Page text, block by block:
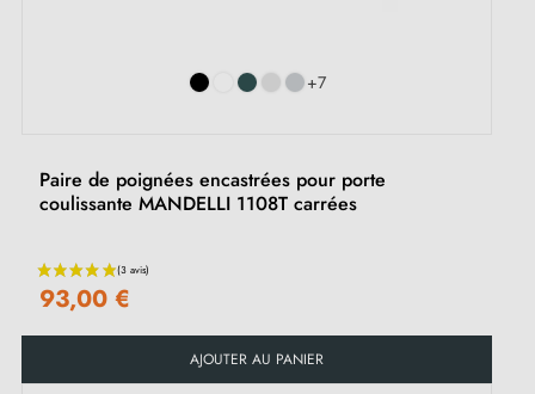
+7
Paire de poignées encastrées pour porte
coulissante MANDELLI 1108T carrées
93,00 €
AJOUTER AU PANIER